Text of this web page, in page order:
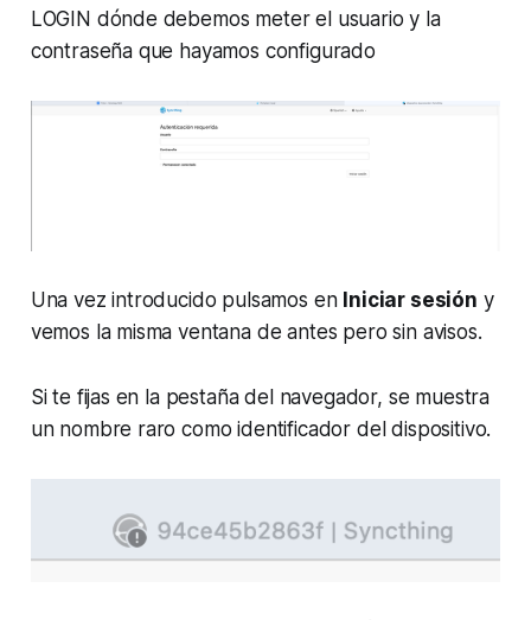
LOGIN dónde debemos meter el usuario y la
contraseña que hayamos configurado
Una vez introducido pulsamos en Iniciar sesión y
vemos la misma ventana de antes pero sin avisos.
Si te fijas en la pestaña del navegador, se muestra
un nombre raro como identificador del dispositivo.